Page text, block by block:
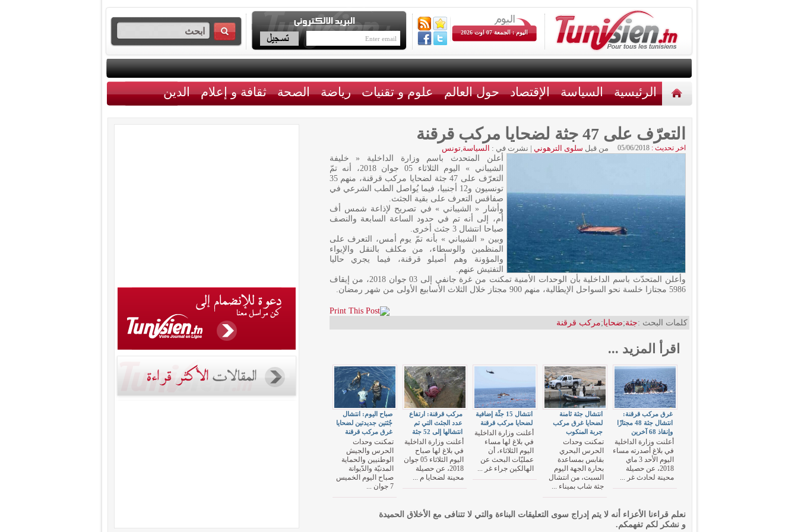
اليوم : الجمعة 07 اوت 2026
الرئيسية السياسة الإقتصاد حول العالم علوم و تقنيات رياضة الصحة ثقافة و إعلام الدين
التعرّف على 47 جثة لضحايا مركب قرقنة
اخر تحديث : 05/06/2018 من قبل سلوى الترهوني | نشرت في : السياسة,تونس
أعلن المتحدث باسم وزارة الداخلية « خليفة
الشيباني » اليوم الثلاثاء 05 جوان 2018، أنه تمّ
التعرّف على 47 جثة لضحايا مركب قرقنة، منهم 35
تونسيون و12 أجنبيا، فيما يُواصل الطب الشرعي في
صفاقس التعرف على بقية الجثث.
وأشار « الشيباني » في تصريح لإذاعة شمس أف
أم، إلى أنه تم في حدود الساعة السابعة والنصف
صباحا انتشال 3 جثث أخرى.
وبين « الشيباني » بأنه تمّ يوم أمس، التعرف على
المنظمين والوسطاء، من مكلف بالنقل والإيواء
والمؤونة وهم أصيلو قرقنة، فيما يجري حاليا
التفتيش عنهم.
وأعلن المتحدّث باسم الداخلية بأن الوحدات الأمنية تمكنت من غرة جانفي إلى 03 جوان 2018، من إيقاف
5986 مجتازا خلسة نحو السواحل الإيطالية، منهم 900 مجتاز خلال الثلاث الأسابيع الأولى من شهر رمضان.
كلمات البحث :جثة;ضحايا;مركب قرقنة
اقرأ المزيد ...
صباح اليوم: انتشال
جُثتين جديدتين لضحايا
غرق مركب قرقنة
تمكنت وحدات
الحرس والجيش
الوطنيين والحماية
المدنيّة والدّيوانة
صباح اليوم الخميس
7 جوان ...
مركب قرقنة: ارتفاع
عدد الجثث التي تم
انتشالها إلى 52 جثة
أعلنت وزارة الداخلية
في بلاغ لها صباح
اليوم الثلاثاء 05 جوان
2018، عن حصيلة
محينة لضحايا م ...
انتشال 15 جثّة إضافية
لضحايا مركب قرقنة
أعلنت وزارة الداخلية
في بلاغ لها مساء
اليوم الثلاثاء، أن
عمليّات البحث عن
الهالكين جراء غر ...
انتشال جثة ثامنة
لضحايا غرق مركب
جربة المنكوب
تمكنت وحدات
الحرس البحري
بقابس بمساعدة
بحارة الجهة اليوم
السبت، من انتشال
جثة شاب بميناء ...
غرق مركب قرقنة:
انتشال جثة 48 مجتازًا
وإنقاذ 68 آخرين
أعلنت وزارة الداخلية
في بلاغ أصدرته مساء
اليوم الأحد 3 ماي
2018، عن حصيلة
محينة لحادث غر ...
نعلم قراءنا الأعزاء أنه لا يتم إدراج سوى التعليقات البناءة والتي لا تتنافى مع الأخلاق الحميدة
و نشكر لكم تفهمكم.